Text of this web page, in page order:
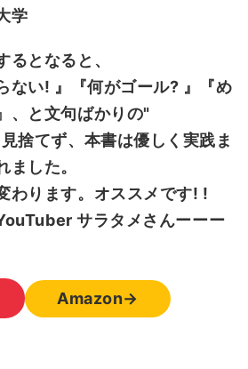
学
るとなると、
ない! 』『何がゴール? 』『め
、と文句ばかりの"
捨てず、本書は優しく実践ま
ました。
わります。オススメです! !
サラタメさんーーー
Amazon→